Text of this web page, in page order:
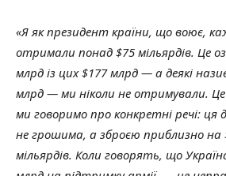
«Я як президент країни, що воює,
отримали понад $75 мільярдів. Це
млрд із цих $177 млрд — а деякі
млрд — ми ніколи не отримували.
ми говоримо про конкретні речі: ця
не грошима, а зброєю приблизно на
мільярдів. Коли говорять, що